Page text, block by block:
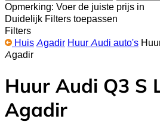
Opmerking: Voer de juiste prijs in
Duidelijk Filters toepassen
Filters
Huis Agadir Huur Audi auto's
Agadir
Huur Audi Q3 S
Agadir